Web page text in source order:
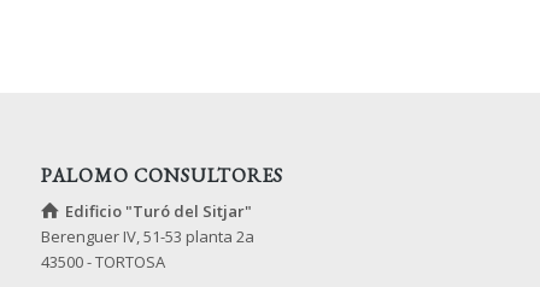
PALOMO CONSULTORES
Edificio "Turó del Sitjar"
Berenguer IV, 51-53 planta 2a
43500 - TORTOSA